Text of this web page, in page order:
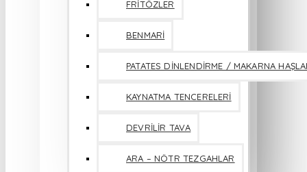
FRİTÖZLER
BENMARİ
PATATES DİNLENDİRME / MAKARNA
KAYNATMA TENCERELERİ
DEVRİLİR TAVA
ARA – NÖTR TEZGAHLAR